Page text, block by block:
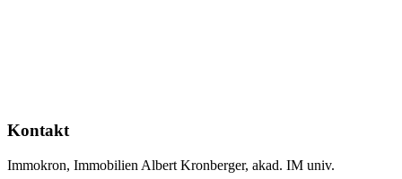
Kontakt
Immokron, Immobilien Albert Kronberger, akad. IM univ.